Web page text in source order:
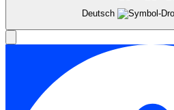
Deutsch